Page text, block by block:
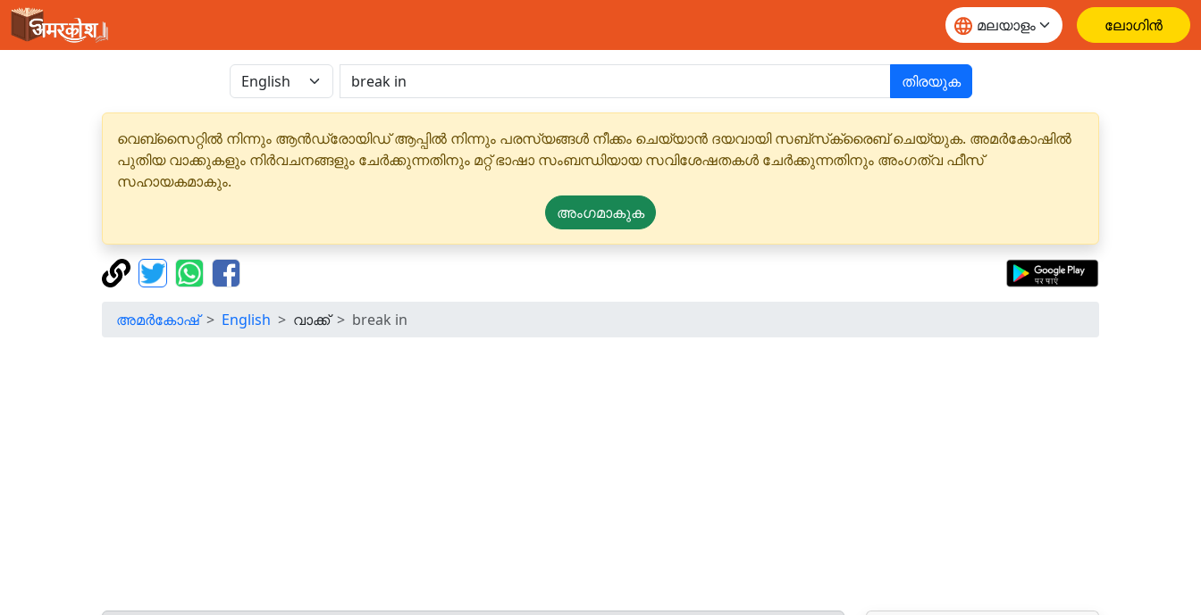
ലോഗിൻ
തിരയുക
വെബ്‌സൈറ്റിൽ നിന്നും ആൻഡ്രോയിഡ് ആപ്പിൽ നിന്നും പരസ്യങ്ങൾ നീക്കം ചെയ്യാൻ ദയവായി സബ്‌സ്‌ക്രൈബ് ചെയ്യുക. അമർകോഷിൽ
പുതിയ വാക്കുകളും നിർവചനങ്ങളും ചേർക്കുന്നതിനും മറ്റ് ഭാഷാ സംബന്ധിയായ സവിശേഷതകൾ ചേർക്കുന്നതിനും അംഗത്വ ഫീസ്
സഹായകമാകും.
അംഗമാകുക
അമർകോഷ് English വാക്ക് break in